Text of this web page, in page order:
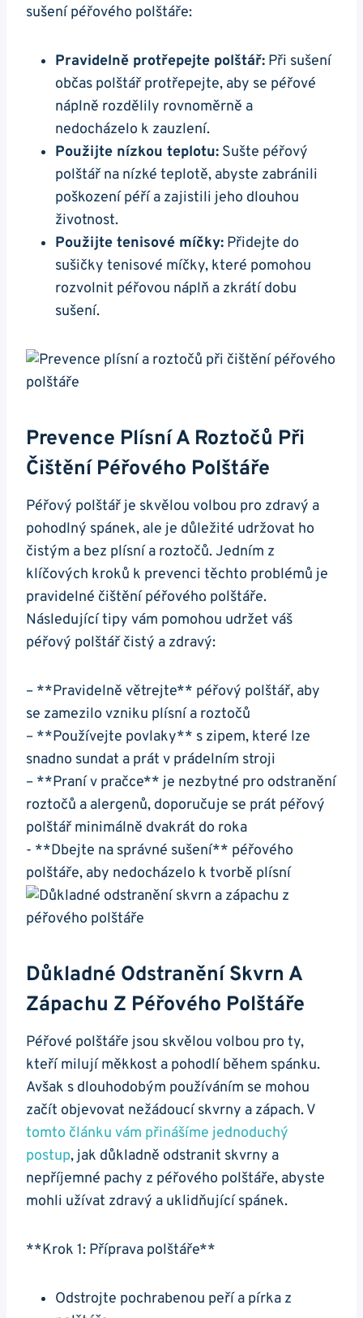
sušení‍ péřového ​polštáře:
Pravidelně protřepejte polštář: Při sušení
občas ⁢polštář protřepejte, aby‌ se péřové⁤
náplně rozdělily ⁤rovnoměrně‌ a⁤
nedocházelo​ k zauzlení.
Použijte nízkou teplotu: Sušte péřový⁤
polštář ​na ‌nízké⁣ teplotě, abyste ‌zabránili
poškození péří a zajistili jeho dlouhou
životnost.
Použijte tenisové míčky: Přidejte do
⁣sušičky tenisové míčky, které pomohou
⁤rozvolnit​ péřovou náplň a zkrátí ⁤dobu
sušení.
Prevence Plísní A Roztočů‌ Při‍
Čištění ‌péřového Polštáře
Péřový polštář je skvělou volbou pro zdravý a
pohodlný spánek, ale je důležité udržovat ho
čistým a ​bez plísní a roztočů. Jedním z
⁣klíčových kroků k ⁢prevenci těchto ⁢problémů je
pravidelné čištění péřového ⁣polštáře.
Následující tipy vám⁢ pomohou udržet váš
péřový polštář čistý ⁣a zdravý:
– **Pravidelně větrejte** péřový polštář, aby
se‌ zamezilo vzniku plísní a roztočů
– **Používejte povlaky**‌ s zipem,⁢ které lze
snadno sundat ​a prát v prádelním stroji
– **Praní ‌v ⁣pračce** ‌je‍ nezbytné pro odstranění
roztočů a alergenů, doporučuje⁢ se prát péřový​
polštář minimálně dvakrát do roka
-⁢ **Dbejte na správné ​sušení** péřového
polštáře, ⁣aby nedocházelo ​k⁣ tvorbě plísní
Důkladné Odstranění Skvrn‌ A
⁤zápachu‌ Z⁤ Péřového Polštáře
Péřové polštáře ​jsou ​skvělou‍ volbou⁣ pro ‍ty,​
kteří ‍milují měkkost a pohodlí během spánku.
Avšak s ⁤dlouhodobým používáním⁣ se mohou
začít objevovat nežádoucí skvrny a zápach. ‍V
tomto článku vám přinášíme ⁢jednoduchý
postup, ​jak důkladně odstranit ‍skvrny a
nepříjemné pachy z péřového ⁢polštáře, abyste
mohli​ užívat zdravý​ a⁤ uklidňující spánek.
**Krok 1: Příprava⁣ polštáře**
Odstrojte pochrabenou peří​ a pírka z